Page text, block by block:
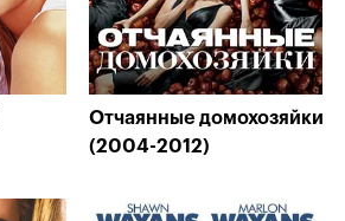
Отчаянные домохозяйки
(2004-2012)